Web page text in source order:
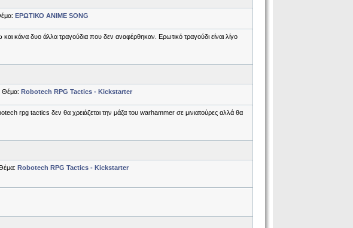
ΕΡΩΤΙΚΟ ANIME SONG
κάνα δυο άλλα τραγούδια που δεν αναφέρθηκαν. Ερωτικό τραγούδι είναι λίγο
Robotech RPG Tactics - Kickstarter
rpg tactics δεν θα χρειάζεται την μάζα του warhammer σε μινιατούρες αλλά θα
Robotech RPG Tactics - Kickstarter